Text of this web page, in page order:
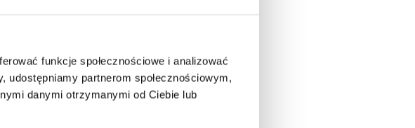
funkcje społecznościowe i analizować
partnerom społecznościowym,
danymi otrzymanymi od Ciebie lub
PRODUKT